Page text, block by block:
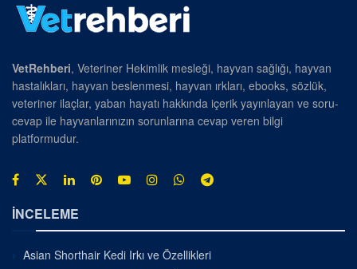
VetRehberi, Veteriner Hekimlik mesleği, hayvan sağlığı, hayvan
hastalıkları, hayvan beslenmesi, hayvan ırkları, ebooks, sözlük,
veteriner ilaçlar, yaban hayatı hakkında içerik yayınlayan ve soru-
cevap ile hayvanlarınızın sorunlarına cevap veren bilgi
platformudur.
İNCELEME
Asian Shorthair Kedi Irkı ve Özellikleri